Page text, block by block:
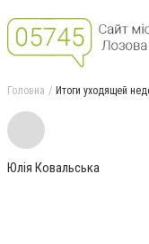
Головна Итоги уходящей
Юлія Ковальська